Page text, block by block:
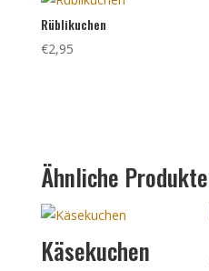
Rüblikuchen
€2,95
Ähnliche Produkte
Käsekuchen